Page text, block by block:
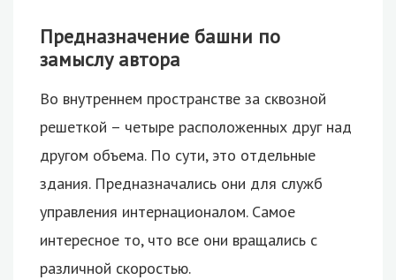
Предназначение башни по
замыслу автора
Во внутреннем пространстве за сквозной
решеткой – четыре расположенных друг над
другом объема. По сути, это отдельные
здания. Предназначались они для служб
управления интернационалом. Самое
интересное то, что все они вращались с
различной скоростью.